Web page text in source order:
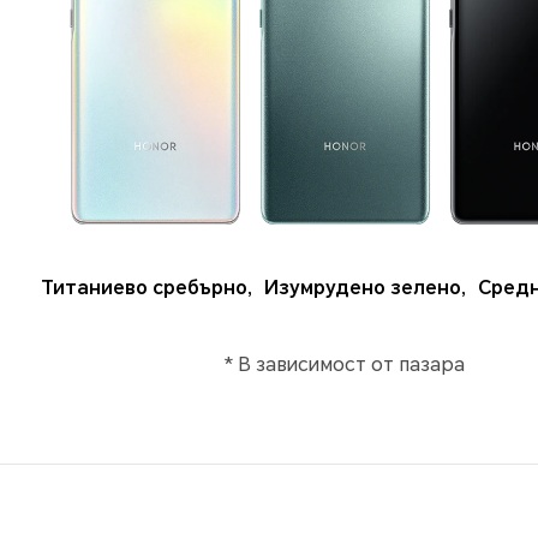
Титаниево сребърно, Изумрудено зелено,
* В зависимост от пазара